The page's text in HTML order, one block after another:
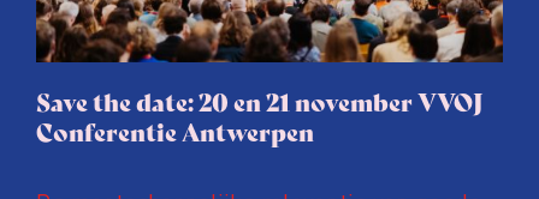
Save the date: 20 en 21 november VVOJ
Conferentie Antwerpen